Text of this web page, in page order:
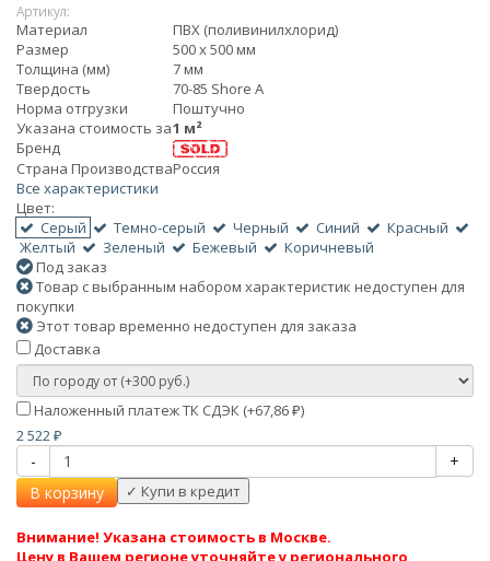
Артикул:
Материал
ПВХ (поливинилхлорид)
Размер
500 х 500 мм
Толщина (мм)
7 мм
Твердость
70-85 Shore A
Норма отгрузки
Поштучно
Указана стоимость за1 м²
Бренд
Страна ПроизводстваРоссия
Все характеристики
Цвет:
Серый
Темно-серый Черный Синий
Красный
Желтый
Зеленый Бежевый
Коричневый
Под заказ
Товар с выбранным набором характеристик недоступен для
покупки
Этот товар временно недоступен для заказа
Доставка
Наложенный платеж ТК СДЭК (+67,86 ₽)
2 522 ₽
-
+
В корзину
Внимание! Указана стоимость в Москве.
Цену в Вашем регионе уточняйте у регионального